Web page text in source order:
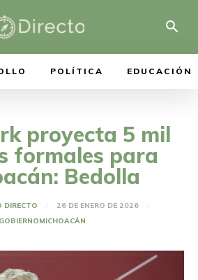
POLÍTICA EDUCACIÓN
proyecta 5 mil
formales para
Bedolla
DIRECTO
26 DE ENERO DE 2026
GOBIERNOMICHOACÁN